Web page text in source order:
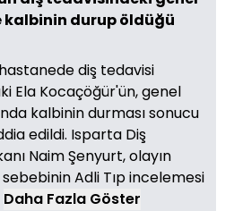
kalbinin durup öldüğü
diş tedavisi
Ela Kocaçöğür'ün, genel
kalbinin durması sonucu
edildi. Isparta Diş
Naim Şenyurt, olayın
Adli Tıp incelemesi
Daha Fazla Göster